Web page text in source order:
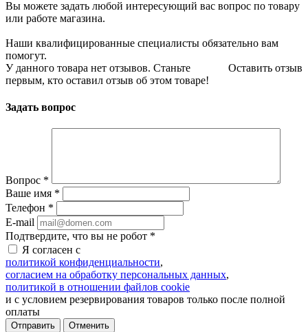
Вы можете задать любой интересующий вас вопрос по товару
или работе магазина.
Наши квалифицированные специалисты обязательно вам
помогут.
Оставить отзыв
У данного товара нет отзывов. Станьте
первым, кто оставил отзыв об этом товаре!
Задать вопрос
Вопрос *
Ваше имя *
Телефон *
E-mail
Подтвердите, что вы не робот *
Я согласен с
политикой конфиденциальности,
согласием на обработку персональных данных,
политикой в отношении файлов cookie
и с условием резервирования товаров только после полной
оплаты
Отменить